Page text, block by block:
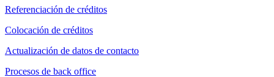
Referenciación de créditos
Colocación de créditos
Actualización de datos de contacto
Procesos de back office